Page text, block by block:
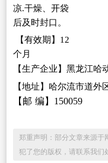
凉.干燥、开袋
后及时封口。
【有效期】 12
个月
【生产企业】黑龙江哈
【地址】哈尔流市道外
【邮 编】 150059
郑重声明：部分文章来源于
犯了您的版权，请联系我们